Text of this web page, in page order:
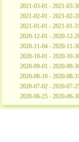
2021-03-01 - 2021-03-
2021-02-01 - 2021-02-
2021-01-01 - 2021-01-
2020-12-01 - 2020-12-
2020-11-04 - 2020-11-
2020-10-01 - 2020-10-
2020-09-01 - 2020-09-
2020-08-10 - 2020-08-
2020-07-02 - 2020-07-
2020-06-25 - 2020-06-